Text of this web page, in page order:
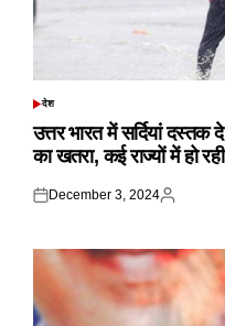
POSTED
देश
उत्तर भारत में सर्दियां
का खतरा, कई राज्यों में हो
Posted
December 3, 2024
Posted